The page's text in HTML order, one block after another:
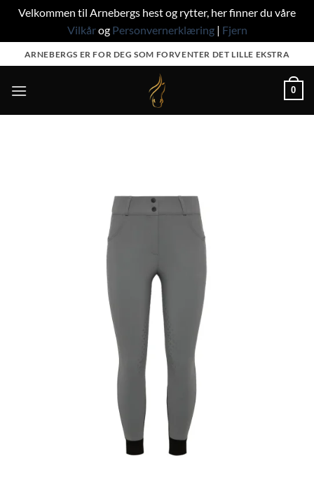
Velkommen til Arnebergs hest og rytter, her finner du våre
Vilkårog Personvernerklæring| Fjern
to
content
ARNEBERGS ER FOR DEG SOM FORVENTER DET LILLE EKSTRA
0